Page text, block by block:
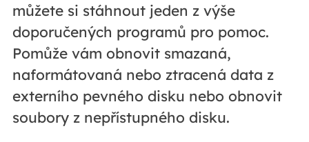
můžete si stáhnout jeden z výše
doporučených programů pro pomoc.
Pomůže vám obnovit smazaná,
naformátovaná nebo ztracená data z
externího pevného disku nebo obnovit
soubory z nepřístupného disku.